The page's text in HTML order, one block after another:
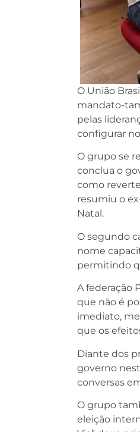
O União
mandato-
pelas
configurar
O grupo se
conclua o
como
resumiu o
Natal.
O segundo
nome
permitindo
A federação
que não é
imediato,
que os
Diante dos
governo
conversas
O grupo
eleição